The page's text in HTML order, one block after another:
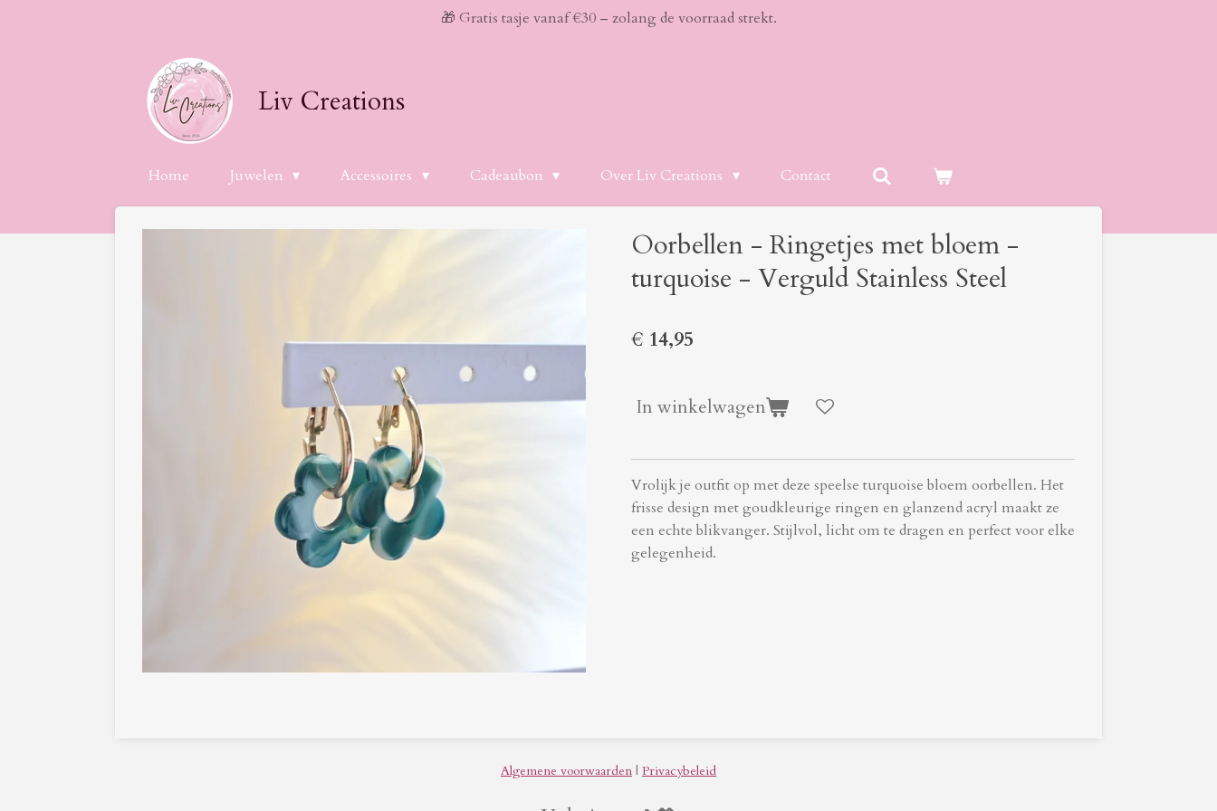
🎁 Gratis tasje vanaf €30 – zolang de voorraad strekt.
Liv Creations
Home Juwelen Accessoires Cadeaubon Over Liv Creations Contact
Oorbellen - Ringetjes met bloem -
turquoise - Verguld Stainless Steel
€ 14,95
In winkelwagen
Vrolijk je outfit op met deze speelse turquoise bloem oorbellen. Het
frisse design met goudkleurige ringen en glanzend acryl maakt ze
een echte blikvanger. Stijlvol, licht om te dragen en perfect voor elke
gelegenheid.
Algemene voorwaarden | Privacybeleid